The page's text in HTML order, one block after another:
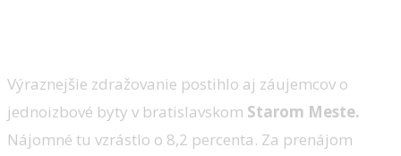
Výraznejšie zdražovanie postihlo aj záujemcov o
jednoizbové byty v bratislavskom Starom Meste.
Nájomné tu vzrástlo o 8,2 percenta. Za prenájom